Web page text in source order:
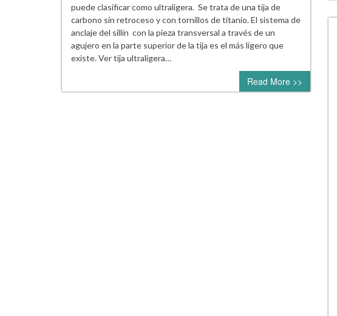
puede clasificar como ultraligera. Se trata de una tija de
carbono sin retroceso y con tornillos de titanio. El sistema de
anclaje del sillín con la pieza transversal a través de un
agujero en la parte superior de la tija es el más ligero que
existe. Ver tija ultraligera…
Read More >>